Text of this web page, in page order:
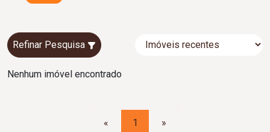
Refinar Pesquisa
Nenhum imóvel encontrado
« 1 »